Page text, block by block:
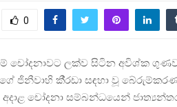
0
චෝදනාවට ලක්ව සිටින අවිශ්ක
ජිනීවාහි කී‍්‍රඩා සඳහා වූ
අදාළ චෝදනා සම්බන්ධයෙන්